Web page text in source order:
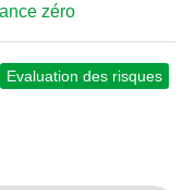
zéro
Evaluation des risques